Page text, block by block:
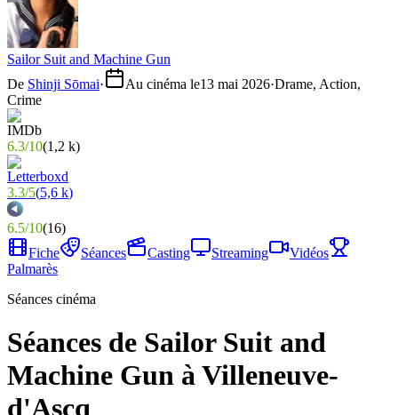
Sailor Suit and Machine Gun
De Shinji Sōmai· Au cinéma le13 mai 2026·Drame, Action,
Crime
6.3/10(1,2 k)
3.3/5(5,6 k)
6.5/10(16)
Fiche
Séances Casting Streaming
Vidéos
Palmarès
Séances cinéma
Séances de Sailor Suit and
Machine Gun à Villeneuve-
d'Ascq